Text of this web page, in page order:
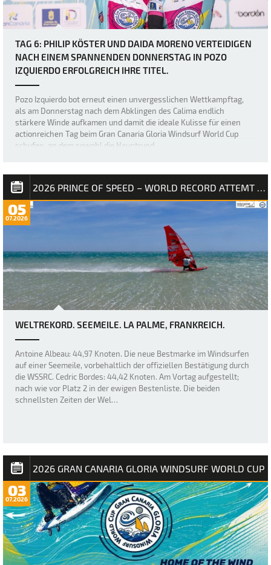
TAG 6: PHILIP KÖSTER UND DAIDA MORENO VERTEIDIGEN
NACH EINEM SPANNENDEN DONNERSTAG IN POZO
IZQUIERDO ERFOLGREICH IHRE TITEL.
Pozo Izquierdo bot erneut einen unvergesslichen Wettkampftag,
als am Donnerstag nach dem Abklingen des Calima endlich
stärkere Winde aufkamen und damit die ideale Kulisse für einen
actionreichen Tag beim Gran Canaria Gloria Windsurf World Cup
schufen, an dem sowohl die Hauptrund…
2026 PRINCE OF SPEED – WORLD RECORD ATTEMT NM
05
07.2026
WELTREKORD. SEEMEILE. LA PALME, FRANKREICH.
Antoine Albeau: 44,97 Knoten. Die neue Bestmarke im Windsurfen
auf einer Seemeile, vorbehaltlich der offiziellen Bestätigung durch
die WSSRC. Cedric Bordes: 44,42 Knoten. Am Vortag aufgestellt;
nach wie vor Platz 2 in der ewigen Bestenliste. Die beiden
schnellsten Zeiten der Wel…
2026 GRAN CANARIA GLORIA WINDSURF WORLD CUP
03
07.2026